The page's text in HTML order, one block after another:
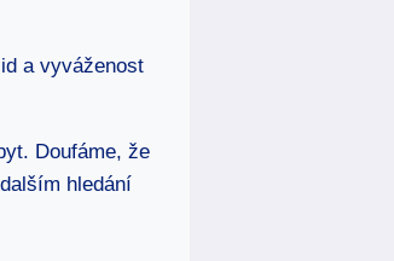
a vyváženost
Doufáme, že
hledání